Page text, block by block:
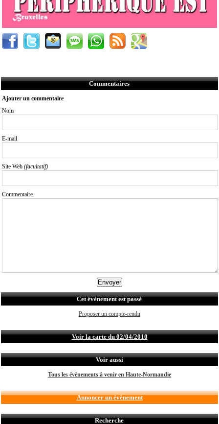
Commentaires
Ajouter un commentaire
Nom
E-mail
Site Web (facultatif)
Commentaire
Cet évènement est passé
Proposer un compte-rendu
Voir la carte du 02/04/2010
Voir aussi
Tous les évènements à venir en Haute-Normandie
Annoncer un évènement
Recherche